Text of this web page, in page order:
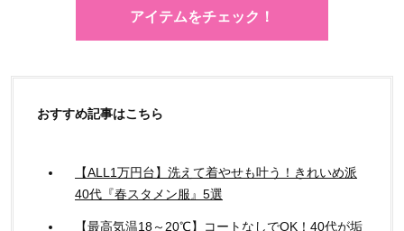
アイテムをチェック！
おすすめ記事はこちら
【ALL1万円台】洗えて着やせも叶う！きれいめ派
40代『春スタメン服』5選
【最高気温18～20℃】コートなしでOK！40代が垢